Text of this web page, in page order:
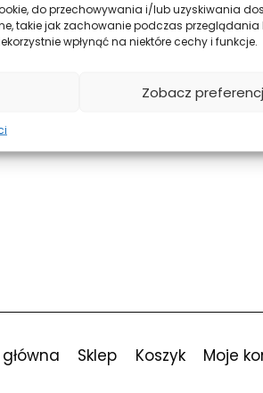
do przechowywania i/lub uzyskiwania
takie jak zachowanie podczas przeglądania
wpłynąć na niektóre cechy i funkcje.
Zobacz
Now
Sklep Koszyk Moje